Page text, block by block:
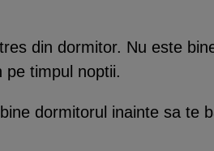
din dormitor. Nu este
pe timpul noptii.
dormitorul inainte sa te